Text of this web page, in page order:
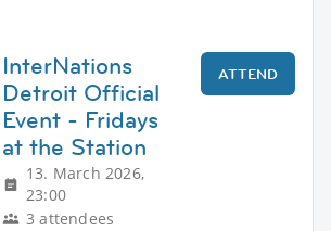
InterNations
Detroit Official
Event - Fridays
at the Station
13. March 2026,
23:00
3 attendees
ATTEND